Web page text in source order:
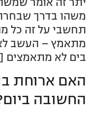
יתר זה אומר
משהו בדרך
תחשבי על זה כל
מתאמץ – העשב
בים לא מתאמצים
האם ארוחת
החשובה